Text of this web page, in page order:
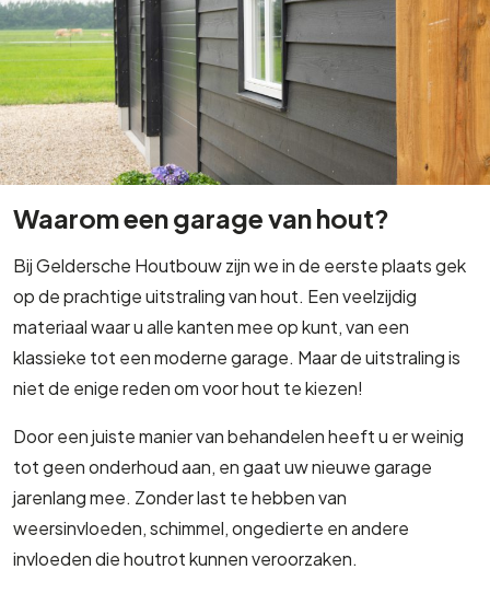
Waarom een garage van hout?
Bij Geldersche Houtbouw zijn we in de eerste plaats gek
op de prachtige uitstraling van hout. Een veelzijdig
materiaal waar u alle kanten mee op kunt, van een
klassieke tot een moderne garage. Maar de uitstraling is
niet de enige reden om voor hout te kiezen!
Door een juiste manier van behandelen heeft u er weinig
tot geen onderhoud aan, en gaat uw nieuwe garage
jarenlang mee. Zonder last te hebben van
weersinvloeden, schimmel, ongedierte en andere
invloeden die houtrot kunnen veroorzaken.